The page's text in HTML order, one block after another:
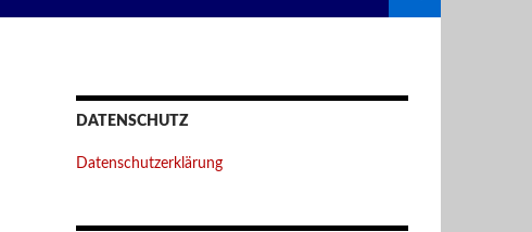
DATENSCHUTZ
Datenschutzerklärung